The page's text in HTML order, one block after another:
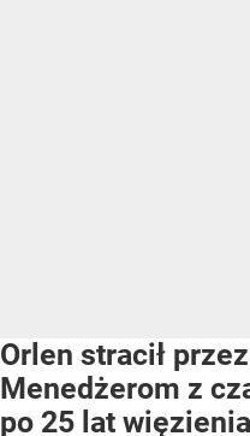
Orlen stracił
Menedżerom z
po 25 lat więzienia